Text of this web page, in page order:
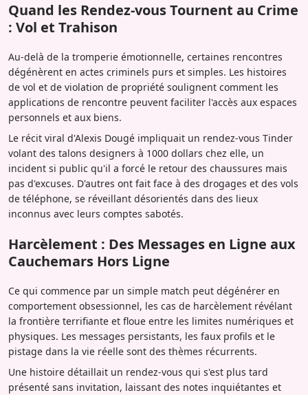
Quand les Rendez-vous Tournent au Crime
: Vol et Trahison
Au-delà de la tromperie émotionnelle, certaines rencontres
dégénèrent en actes criminels purs et simples. Les histoires
de vol et de violation de propriété soulignent comment les
applications de rencontre peuvent faciliter l'accès aux espaces
personnels et aux biens.
Le récit viral d'Alexis Dougé impliquait un rendez-vous Tinder
volant des talons designers à 1000 dollars chez elle, un
incident si public qu'il a forcé le retour des chaussures mais
pas d'excuses. D'autres ont fait face à des drogages et des vols
de téléphone, se réveillant désorientés dans des lieux
inconnus avec leurs comptes sabotés.
Harcèlement : Des Messages en Ligne aux
Cauchemars Hors Ligne
Ce qui commence par un simple match peut dégénérer en
comportement obsessionnel, les cas de harcèlement révélant
la frontière terrifiante et floue entre les limites numériques et
physiques. Les messages persistants, les faux profils et le
pistage dans la vie réelle sont des thèmes récurrents.
Une histoire détaillait un rendez-vous qui s'est plus tard
présenté sans invitation, laissant des notes inquiétantes et